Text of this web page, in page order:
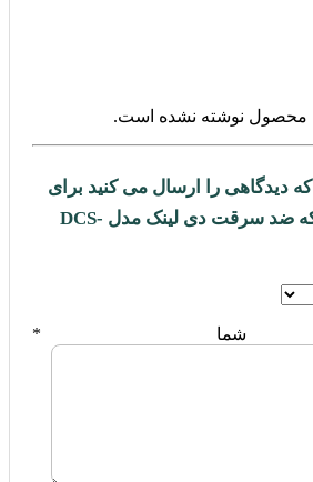
محصول نوشته نشده است.
که دیدگاهی را ارسال می کنید برای
“دوربین تحت شبکه ضد سرقت دی لینک مدل DCS-
شما *